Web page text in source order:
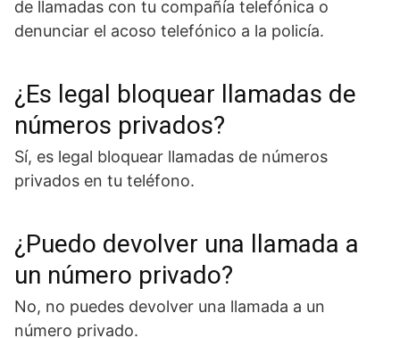
de llamadas con tu compañía telefónica o
denunciar el acoso telefónico a la policía.
¿Es legal bloquear llamadas de
números privados?
Sí, es legal bloquear llamadas de números
privados en tu teléfono.
¿Puedo devolver una llamada a
un número privado?
No, no puedes devolver una llamada a un
número privado.